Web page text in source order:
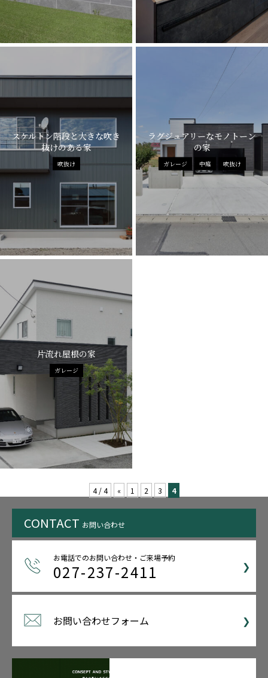
スケルトン階段と大きな吹き
抜けのある家
吹抜け
ラグジュアリーなモノトーン
の家
ガレージ 中庭 吹抜け
片流れ屋根の家
ガレージ
4 / 4 « 1 2 3 4
CONTACT お問い合わせ
お電話でのお問い合わせ・ご来場予約
027-237-2411
お問い合わせフォーム